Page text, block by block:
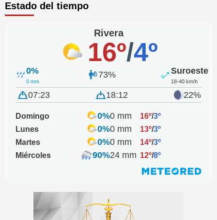
Estado del tiempo
Rivera
16º/4º
0%
0 mm
73% Suroeste
18-40 km/h
07:23 18:12 22%
Domingo 0%0 mm 16º/3º
Lunes
0%0 mm 13º/3º
Martes
0%0 mm 14º/3º
Miércoles
90%24 mm 12º/8º